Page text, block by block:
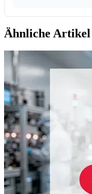
Ähnliche Artikel